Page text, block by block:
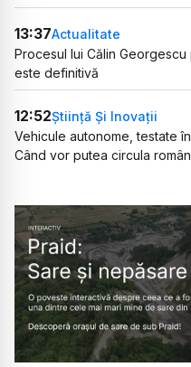
13:37Actualitate
Procesul lui Călin
este definitivă
12:52Știință Și Inovații
Vehicule autonome, testate
Când vor putea circula